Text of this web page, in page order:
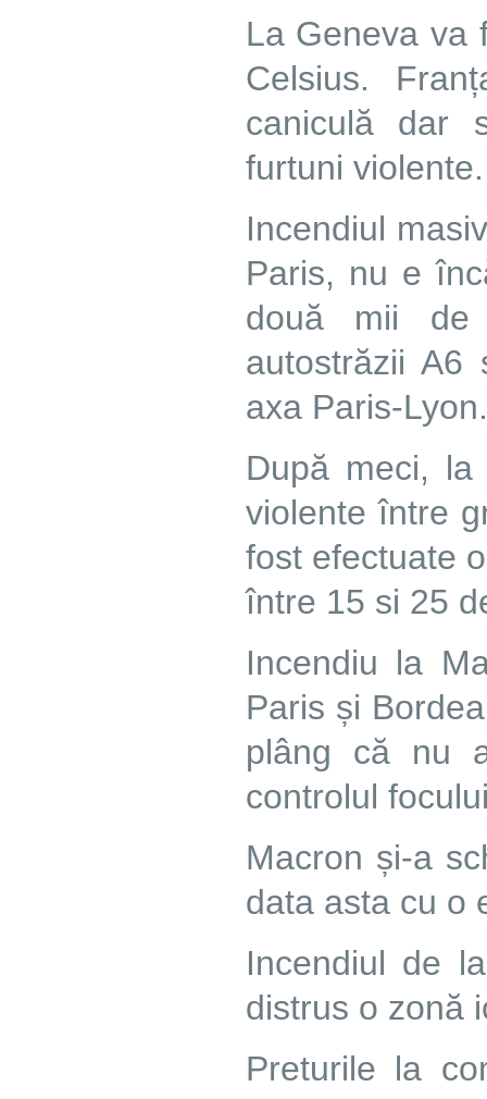
La Geneva va
Celsius.
caniculă dar
furtuni violente.
Incendiul
Paris, nu e
două mii de
autostrăzii
axa Paris-
După meci,
violente între
fost efectuate
între 15 si 25
Incendiu la
Paris și
plâng că nu
controlul
Macron și-a
data asta cu o
Incendiul de
distrus o zonă
Preturile la